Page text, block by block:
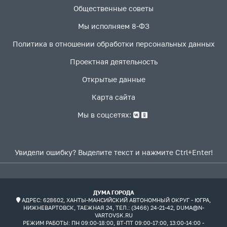
Общественные советы
Мы исполняем 8-ФЗ
Политика в отношении обработки персональных данных
Проектная деятельность
Открытые данные
Карта сайта
Мы в соцсетях:
Увидели ошибку? Выделите текст и нажмите Ctrl+Enter!
ДУМА ГОРОДА
АДРЕС: 628602, ХАНТЫ-МАНСИЙСКИЙ АВТОНОМНЫЙ ОКРУГ - ЮГРА,
НИЖНЕВАРТОВСК, ТАЕЖНАЯ 24, ТЕЛ.: (3466) 24-21-42, DUMA@N-
VARTOVSK.RU
РЕЖИМ РАБОТЫ: ПН 09:00-18:00, ВТ-ПТ 09:00-17:00, 13:00-14:00 -